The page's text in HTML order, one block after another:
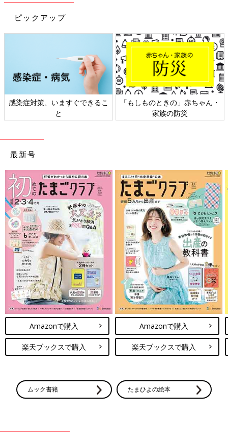
ピックアップ
感染症対策、いますぐできるこ
と
「もしものときの」赤ちゃん・
家族の防災
最新号
Amazonで購入
楽天ブックスで購入
Amazonで購入
楽天ブックスで購入
ムック書籍 たまひよの絵本